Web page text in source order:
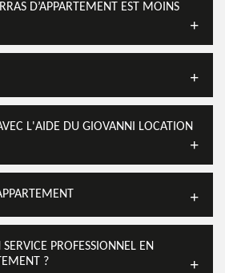
D’APPARTEMENT EST MOINS
L'AIDE DU GIOVANNI LOCATION
PROFESSIONNEL EN
?